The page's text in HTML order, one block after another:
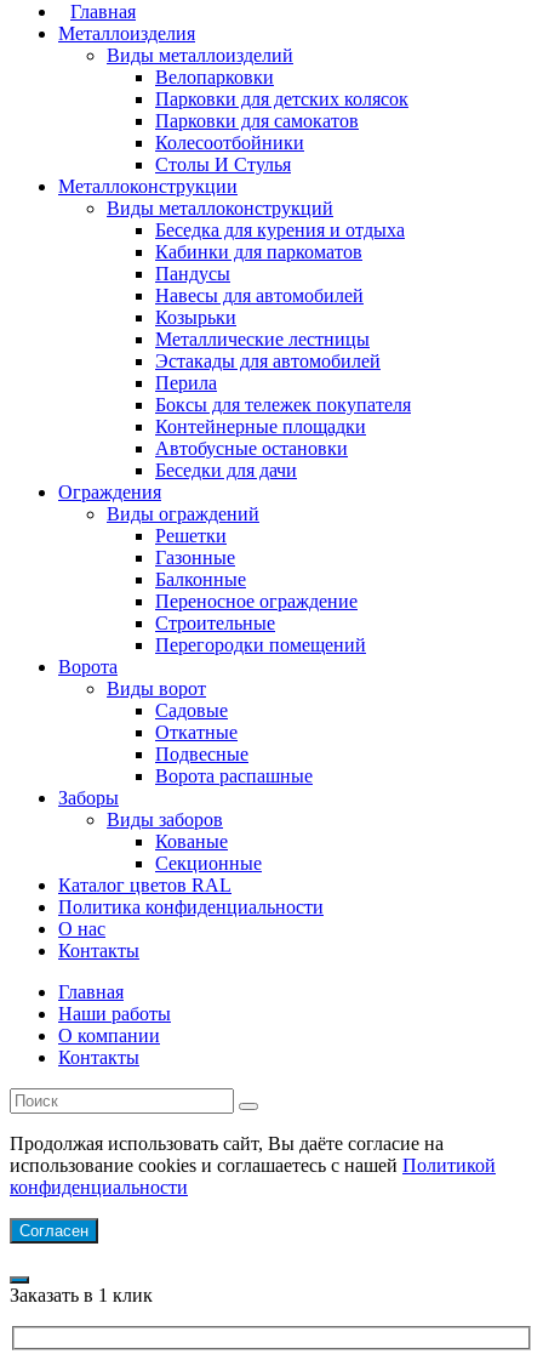
Главная
Металлоизделия
Виды металлоизделий
Велопарковки
Парковки для детских колясок
Парковки для самокатов
Колесоотбойники
Столы И Стулья
Металлоконструкции
Виды металлоконструкций
Беседка для курения и отдыха
Кабинки для паркоматов
Пандусы
Навесы для автомобилей
Козырьки
Металлические лестницы
Эстакады для автомобилей
Перила
Боксы для тележек покупателя
Контейнерные площадки
Автобусные остановки
Беседки для дачи
Ограждения
Виды ограждений
Решетки
Газонные
Балконные
Переносное ограждение
Строительные
Перегородки помещений
Ворота
Виды ворот
Садовые
Откатные
Подвесные
Ворота распашные
Заборы
Виды заборов
Кованые
Секционные
Каталог цветов RAL
Политика конфиденциальности
О нас
Контакты
Главная
Наши работы
О компании
Контакты
Продолжая использовать сайт, Вы даёте согласие на
использование cookies и соглашаетесь с нашей Политикой
конфиденциальности
Согласен
Заказать в 1 клик